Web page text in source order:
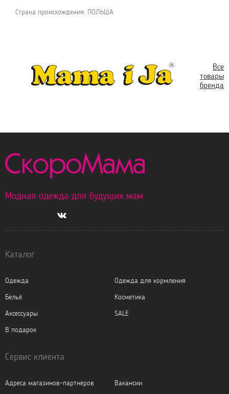
Страна происхождения: ПОЛЬША
Все
товары
бренда
Модная одежда для будущих мам
Каталог
Одежда
Одежда для кормления
Бельё
Косметика
Аксессуары
SALE
В подарок
Сервис клиента
Адреса магазинов-партнеров
Вакансии